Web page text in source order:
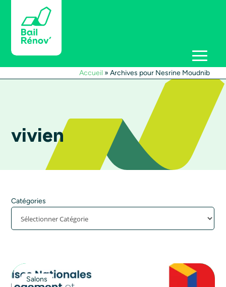
Accueil »Archives pour Nesrine Moudnib
vivien
Catégories
Salons